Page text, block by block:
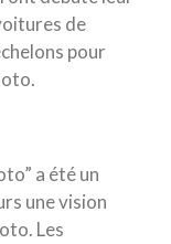
de
pour
a été un
une vision
Les